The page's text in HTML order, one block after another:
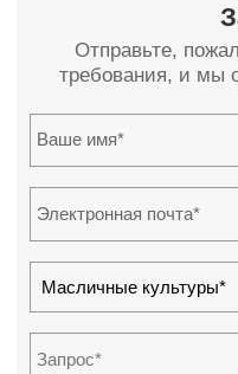
Oтправьте,
требования, и мы